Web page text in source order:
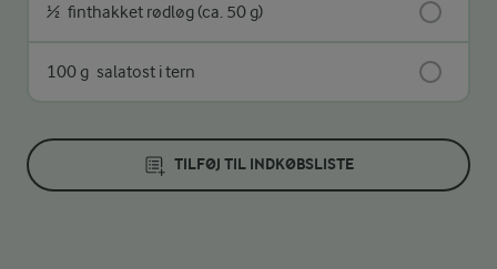
½ finthakket rødløg (ca. 50 g)
100 g salatost i tern
TILFØJ TIL INDKØBSLISTE